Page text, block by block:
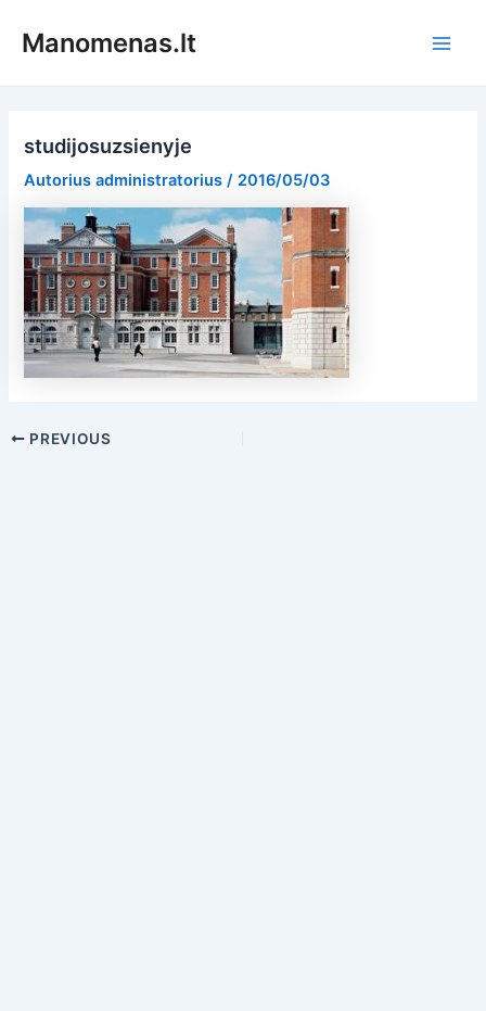
prieManomenas.lt
studijosuzsienyje
Autorius administratorius/ 2016/05/03
PostPREVIOUS